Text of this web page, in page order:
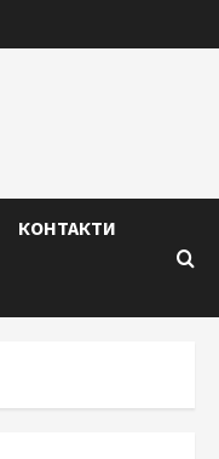
КОНТАКТИ